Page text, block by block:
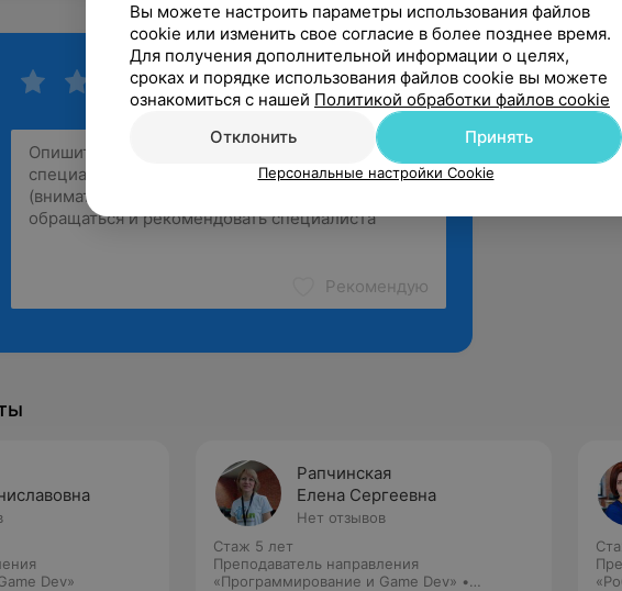
Рекомендую
Dev»
Рапчинская
Елена Сергеевна
Нет отзывов
Стаж 5 лет
Преподаватель направления
«Программирование и Game Dev» •
Вы можете настроить параметры использования файлов
cookie или изменить свое согласие в более позднее время.
Для получения дополнительной информации о целях,
сроках и порядке использования файлов cookie вы можете
ознакомиться с нашей Политикой обработки файлов cookie
Отклонить
Принять
Персональные настройки Cookie